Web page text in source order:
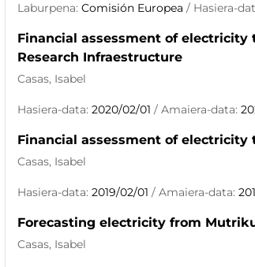
Laburpena: Comisión Europea / Hasiera-
Financial assessment of
Research Infraestructure
Casas, Isabel
Hasiera-data: 2020/02/01 / Amaiera-data:
Financial assessment of
Casas, Isabel
Hasiera-data: 2019/02/01 / Amaiera-data:
Forecasting electricity from
Casas, Isabel